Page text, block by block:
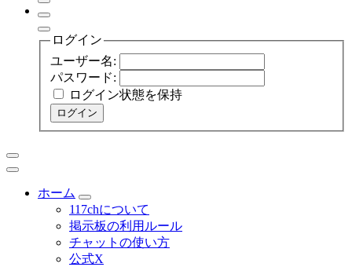
ログイン
ユーザー名:
パスワード:
ログイン状態を保持
ログイン
ホーム
117chについて
掲示板の利用ルール
チャットの使い方
公式X